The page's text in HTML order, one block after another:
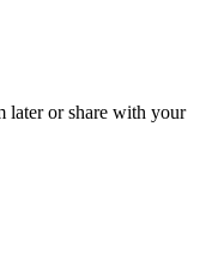
later or share with your